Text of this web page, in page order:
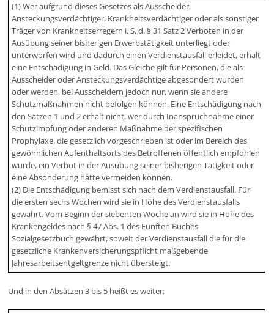
(1) Wer aufgrund dieses Gesetzes als Ausscheider,
Ansteckungsverdächtiger, Krankheitsverdächtiger oder als sonstiger
Träger von Krankheitserregern i. S. d. § 31 Satz 2 Verboten in der
Ausübung seiner bisherigen Erwerbstätigkeit unterliegt oder
unterworfen wird und dadurch einen Verdienstausfall erleidet, erhält
eine Entschädigung in Geld. Das Gleiche gilt für Personen, die als
Ausscheider oder Ansteckungsverdächtige abgesondert wurden
oder werden, bei Ausscheidern jedoch nur, wenn sie andere
Schutzmaßnahmen nicht befolgen können. Eine Entschädigung nach
den Sätzen 1 und 2 erhält nicht, wer durch Inanspruchnahme einer
Schutzimpfung oder anderen Maßnahme der spezifischen
Prophylaxe, die gesetzlich vorgeschrieben ist oder im Bereich des
gewöhnlichen Aufenthaltsorts des Betroffenen öffentlich empfohlen
wurde, ein Verbot in der Ausübung seiner bisherigen Tätigkeit oder
eine Absonderung hätte vermeiden können.
(2) Die Entschädigung bemisst sich nach dem Verdienstausfall. Für
die ersten sechs Wochen wird sie in Höhe des Verdienstausfalls
gewährt. Vom Beginn der siebenten Woche an wird sie in Höhe des
Krankengeldes nach § 47 Abs. 1 des Fünften Buches
Sozialgesetzbuch gewährt, soweit der Verdienstausfall die für die
gesetzliche Krankenversicherungspflicht maßgebende
Jahresarbeitsentgeltgrenze nicht übersteigt.
Und in den Absätzen 3 bis 5 heißt es weiter: